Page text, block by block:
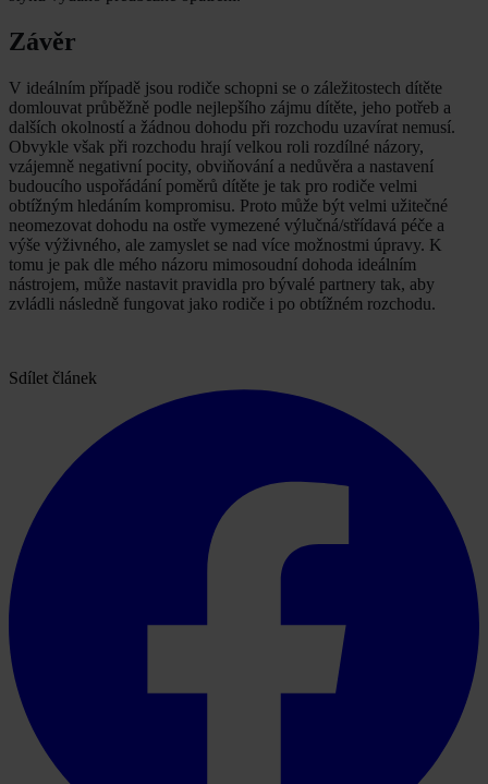
Závěr
V ideálním případě jsou rodiče schopni se o záležitostech dítěte
domlouvat průběžně podle nejlepšího zájmu dítěte, jeho potřeb a
dalších okolností a žádnou dohodu při rozchodu uzavírat nemusí.
Obvykle však při rozchodu hrají velkou roli rozdílné názory,
vzájemně negativní pocity, obviňování a nedůvěra a nastavení
budoucího uspořádání poměrů dítěte je tak pro rodiče velmi
obtížným hledáním kompromisu. Proto může být velmi užitečné
neomezovat dohodu na ostře vymezené výlučná/střídavá péče a
výše výživného, ale zamyslet se nad více možnostmi úpravy. K
tomu je pak dle mého názoru mimosoudní dohoda ideálním
nástrojem, může nastavit pravidla pro bývalé partnery tak, aby
zvládli následně fungovat jako rodiče i po obtížném rozchodu.
Sdílet článek